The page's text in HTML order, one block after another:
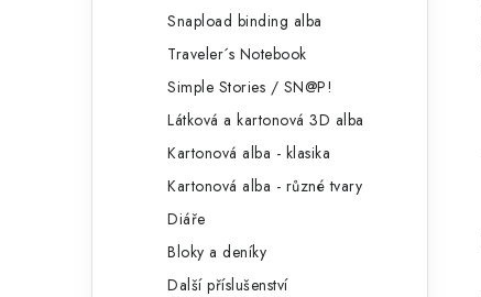
Snapload binding alba
Traveler´s Notebook
Simple Stories / SN@P!
Látková a kartonová 3D alba
Kartonová alba - klasika
Kartonová alba - různé tvary
Diáře
Bloky a deníky
Další příslušenství